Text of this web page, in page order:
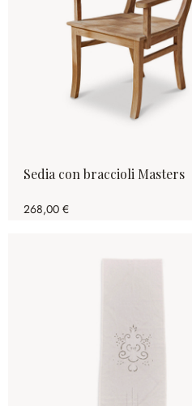
Sedia con braccioli Masters
268,00 €